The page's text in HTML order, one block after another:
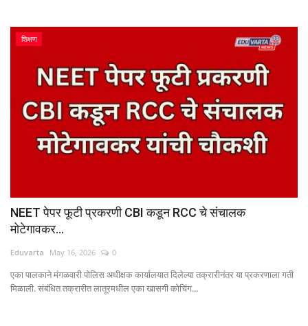
शिक्षण
NEET पेपर फूटी प्रकरणी CBI कडून RCC चे संचालक
मोटेगावकर...
Eduvarta May 16, 2026 0
एका पालकाने मंगळवारी पोलिस अधीक्षक कार्यालयात दिलेल्या तक्रारीनंतर या प्रकरणाला गती
मिळाली. संबंधित तक्रारीत लातूरमधील एका खासगी कोचिंग...